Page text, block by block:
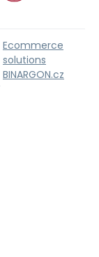
Ecommerce
solutions
BINARGON.cz